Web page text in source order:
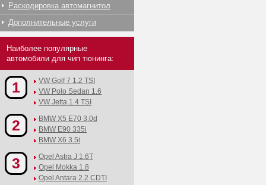
Раскодировка автомагнитол
Дополнительные услуги
Наиболее популярные
автомобили для чип тюнинга:
1
VW Golf 7 1.2 TSI
VW Polo Sedan 1.6
VW Jetta 1.4 TSI
2
BMW X5 E70 3.0d
BMW E90 335i
BMW X6 3.5i
3
Opel Astra J 1.6T
Opel Mokka 1.8
Opel Antara 2.2 CDTI